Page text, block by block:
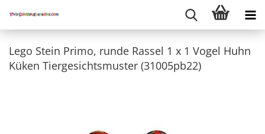
Lego Stein Primo, runde Rassel 1 x 1 Vogel Huhn
Küken Tiergesichtsmuster (31005pb22)